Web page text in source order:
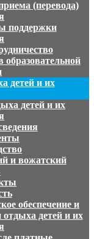
(перевода)
поддержки
образовательной
детей и их
детей и их
и вожатский
обеспечение и
отдыха детей и их